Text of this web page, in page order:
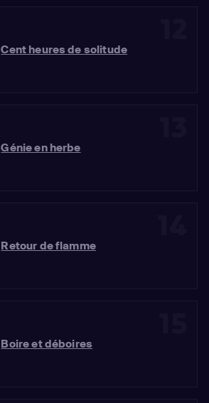
Cent heures de solitude
Génie en herbe
Retour de flamme
Boire et déboires